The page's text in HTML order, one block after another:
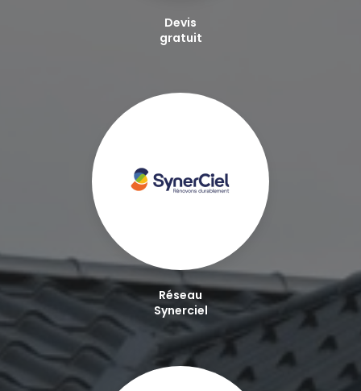
Devis
gratuit
Réseau
Synerciel